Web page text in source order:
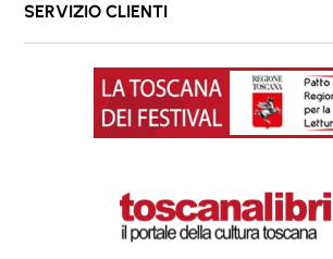
SERVIZIO CLIENTI